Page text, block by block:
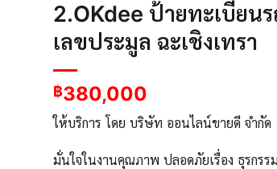
2.OKdee ป้ายทะเบียน
เลขประมูล ฉะเชิงเทรา
฿380,000
ให้บริการ โดย บริษัท ออนไลน์ขายดี จำกัด
มั่นใจในงานคุณภาพ ปลอดภัยเรื่อง ธุรกรร